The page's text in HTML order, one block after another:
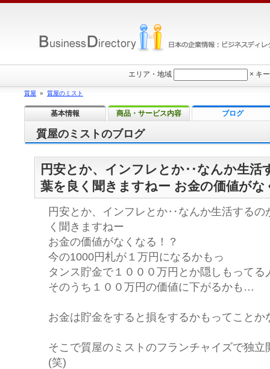
質屋のミストのブログ
円安とか、インフレとか‥なんか生活
葉を良く聞きますねー お金の価値がな
円安とか、インフレとか‥なんか生活するの
く聞きますねー
お金の価値がなくなる！？
今の1000円札が１万円になるかもっ
タンス貯金で１０００万円とか隠しもって
そのうち１００万円の価値に下がるかも…
お金は貯金をすると損をするかもってことか
そこで質屋のミストのフランチャイズで独立
(笑)
エリア・地域 × キ
質屋 » 質屋のミスト
基本情報 商品・サービス内容 ブログ